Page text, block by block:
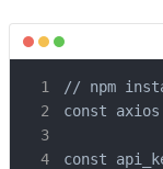
// npm
const
const